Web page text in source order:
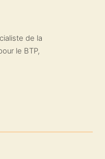
un
litige.
de la
le BTP,